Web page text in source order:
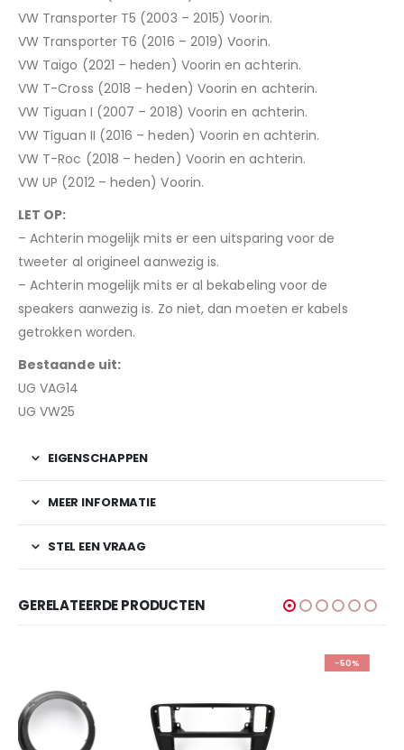
VW Transporter T5 (2003 – 2015) Voorin.
VW Transporter T6 (2016 – 2019) Voorin.
VW Taigo (2021 – heden) Voorin en achterin.
VW T-Cross (2018 – heden) Voorin en achterin.
VW Tiguan I (2007 – 2018) Voorin en achterin.
VW Tiguan II (2016 – heden) Voorin en achterin.
VW T-Roc (2018 – heden) Voorin en achterin.
VW UP (2012 – heden) Voorin.
LET OP:
– Achterin mogelijk mits er een uitsparing voor de
tweeter al origineel aanwezig is.
– Achterin mogelijk mits er al bekabeling voor de
speakers aanwezig is. Zo niet, dan moeten er kabels
getrokken worden.
Bestaande uit:
UG VAG14
UG VW25
EIGENSCHAPPEN
MEER INFORMATIE
STEL EEN VRAAG
GERELATEERDE PRODUCTEN